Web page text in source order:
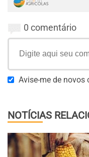
0 comentário
Avise-me de novos
NOTÍCIAS